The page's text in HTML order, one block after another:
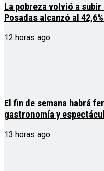
La pobreza volvió a
Posadas alcanzó al
12 horas ago
El fin de semana habrá
gastronomía y
13 horas ago